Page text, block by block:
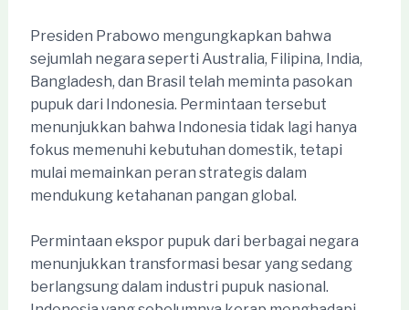
Presiden Prabowo mengungkapkan bahwa
sejumlah negara seperti Australia, Filipina, India,
Bangladesh, dan Brasil telah meminta pasokan
pupuk dari Indonesia. Permintaan tersebut
menunjukkan bahwa Indonesia tidak lagi hanya
fokus memenuhi kebutuhan domestik, tetapi
mulai memainkan peran strategis dalam
mendukung ketahanan pangan global.
Permintaan ekspor pupuk dari berbagai negara
menunjukkan transformasi besar yang sedang
berlangsung dalam industri pupuk nasional.